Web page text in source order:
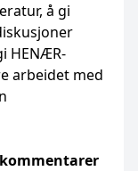
å gi
HENÆR-
arbeidet med